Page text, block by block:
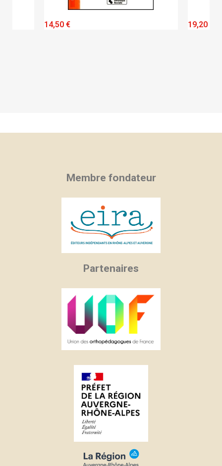
14,50 € 19,20 €
Membre fondateur
Partenaires